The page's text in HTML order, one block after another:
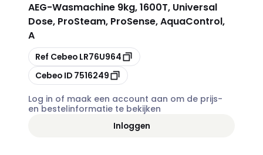
AEG-Wasmachine 9kg, 1600T, Universal
Dose, ProSteam, ProSense, AquaControl,
A
Kopiëren
Ref Cebeo LR76U964
Kopiëren
Cebeo ID 7516249
Log in of maak een account aan om de prijs-
en bestelinformatie te bekijken
Inloggen